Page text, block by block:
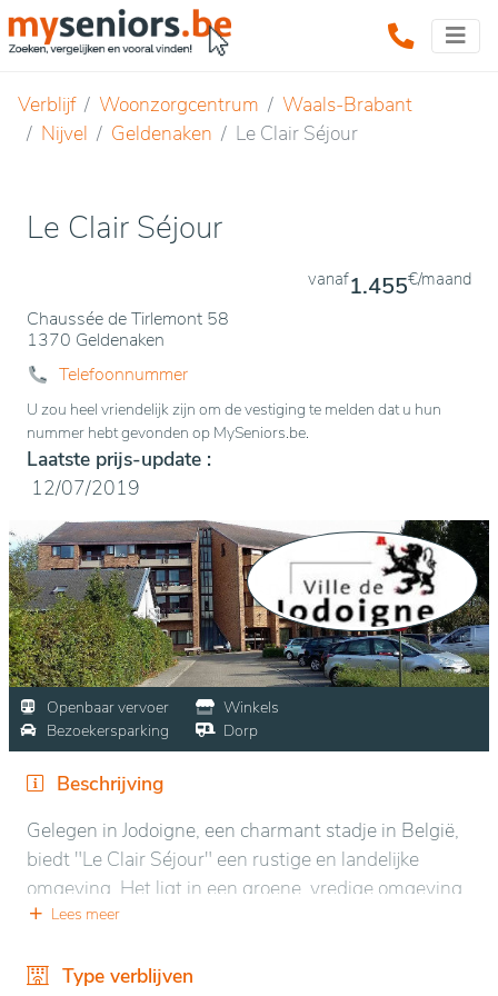
Verblijf Woonzorgcentrum
Waals-Brabant
Nijvel
Geldenaken Le Clair Séjour
Le Clair Séjour
Chaussée de Tirlemont 58
1370 Geldenaken
vanaf1.455€/maand
Telefoonnummer
U zou heel vriendelijk zijn om de vestiging te melden dat u hun
nummer hebt gevonden op MySeniors.be.
Laatste prijs-update :
12/07/2019
Openbaar vervoer
Winkels
Bezoekersparking
Dorp
Beschrijving
Gelegen in Jodoigne, een charmant stadje in België,
biedt "Le Clair Séjour" een rustige en landelijke
omgeving. Het ligt in een groene, vredige omgeving
die ideaal is voor ontspanning en biedt een prachtig
onderhouden tuinen. Deze natuurlijke setting maakt
Lees meer
Type verblijven